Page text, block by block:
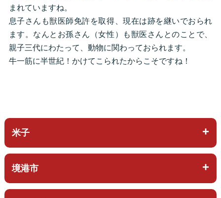
まれていますね。
息子さんも獣医師免許を取得、現在は跡を継いでおられ
ます。なんとお孫さん（女性）も獣医さんとのことで、
親子三代にわたって、動物に関わっておられます。
牛一筋に半世紀！かけてこられたからこそですね！
米子
境港市